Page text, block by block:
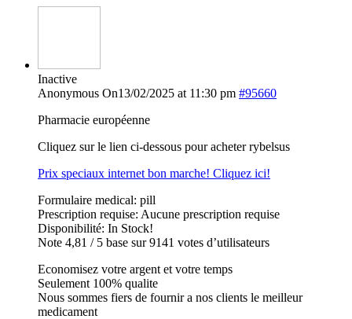
Inactive
Anonymous On13/02/2025 at 11:30 pm #95660
Pharmacie européenne
Cliquez sur le lien ci-dessous pour acheter rybelsus
Prix speciaux internet bon marche! Cliquez ici!
Formulaire medical: pill
Prescription requise: Aucune prescription requise
Disponibilité: In Stock!
Note 4,81 / 5 base sur 9141 votes d’utilisateurs
Economisez votre argent et votre temps
Seulement 100% qualite
Nous sommes fiers de fournir a nos clients le meilleur
medicament